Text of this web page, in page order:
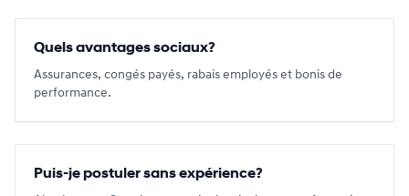
Quels avantages sociaux?
Assurances, congés payés, rabais employés et bonis de
performance.
Puis-je postuler sans expérience?